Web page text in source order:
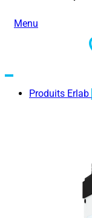
Menu
Produits Erlab